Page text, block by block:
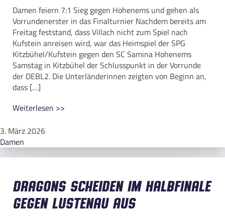
Damen feiern 7:1 Sieg gegen Hohenems und gehen als
Vorrundenerster in das Finalturnier Nachdem bereits am
Freitag feststand, dass Villach nicht zum Spiel nach
Kufstein anreisen wird, war das Heimspiel der SPG
Kitzbühel/Kufstein gegen den SC Samina Hohenems
Samstag in Kitzbühel der Schlusspunkt in der Vorrunde
der DEBL2. Die Unterländerinnen zeigten von Beginn an,
dass […]
Weiterlesen >>
3. März 2026
Damen
Dragons scheiden im Halbfinale
gegen Lustenau aus